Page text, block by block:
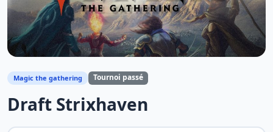
Magic the gathering Tournoi passé
Draft Strixhaven